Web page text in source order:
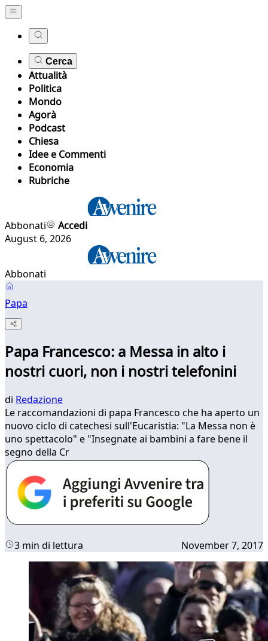
Cerca
Attualità
Politica
Mondo
Agorà
Podcast
Chiesa
Idee e Commenti
Economia
Rubriche
Abbonati
Accedi
August 6, 2026
Abbonati
Papa
Papa Francesco: a Messa in alto i
nostri cuori, non i nostri telefonini
di Redazione
Le raccomandazioni di papa Francesco che ha aperto un
nuovo ciclo di catechesi sull'Eucaristia: "La Messa non è
uno spettacolo" e "Insegnate ai bambini a fare bene il
segno della Cr
3 min di lettura November 7, 2017